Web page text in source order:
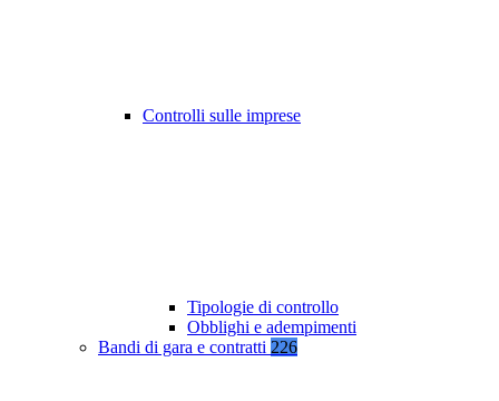
Controlli sulle imprese
Tipologie di controllo
Obblighi e adempimenti
Bandi di gara e contratti 226